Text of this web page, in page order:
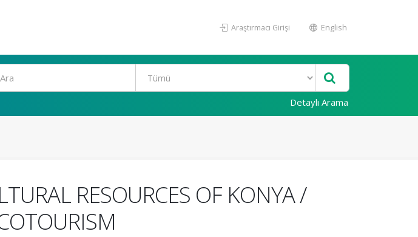
Araştırmacı Girişi English
Detaylı Arama
RESOURCES OF KONYA /